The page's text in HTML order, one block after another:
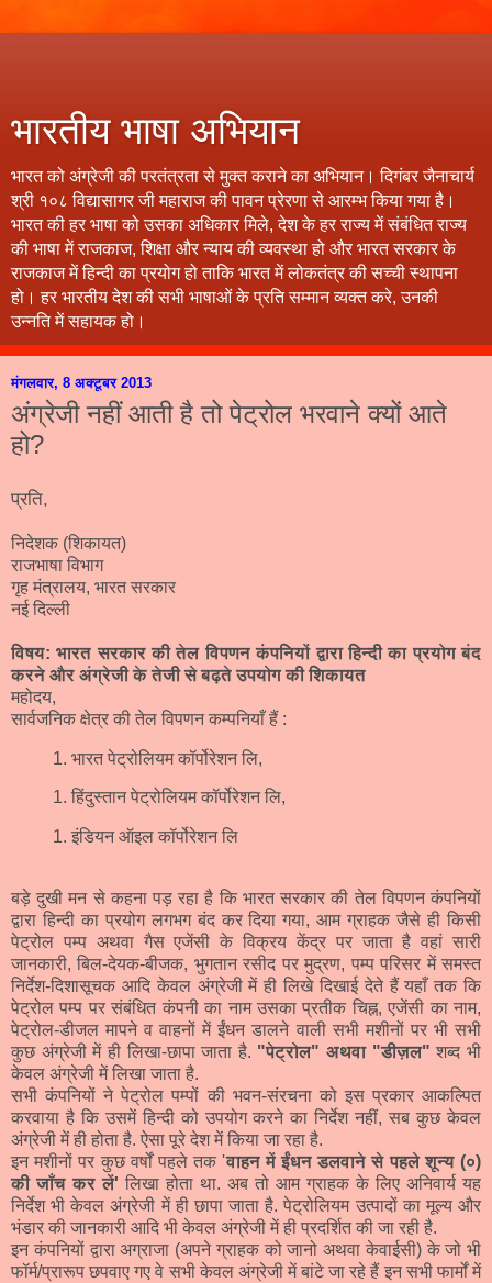
भारतीय भाषा अभियान
भारत को अंग्रेजी की परतंत्रता से मुक्त कराने का अभियान। दिगंबर जैनाचार्य
श्री १०८ विद्यासागर जी महाराज की पावन प्रेरणा से आरम्भ किया गया है।
भारत की हर भाषा को उसका अधिकार मिले, देश के हर राज्य में संबंधित राज्य
की भाषा में राजकाज, शिक्षा और न्याय की व्यवस्था हो और भारत सरकार के
राजकाज में हिन्दी का प्रयोग हो ताकि भारत में लोकतंत्र की सच्ची स्थापना
हो। हर भारतीय देश की सभी भाषाओं के प्रति सम्मान व्यक्त करे, उनकी
उन्नति में सहायक हो।
मंगलवार, 8 अक्टूबर 2013
अंग्रेजी नहीं आती है तो पेट्रोल भरवाने क्यों आते
हो?
प्रति,
निदेशक (शिकायत)
राजभाषा विभाग
गृह मंत्रालय, भारत सरकार
नई दिल्ली
विषय: भारत सरकार की तेल विपणन कंपनियों द्वारा हिन्दी का प्रयोग बंद
करने और अंग्रेजी के तेजी से बढ़ते उपयोग की शिकायत
महोदय,
सार्वजनिक क्षेत्र की तेल विपणन कम्पनियाँ हैं :
भारत पेट्रोलियम कॉर्पोरेशन लि,
हिंदुस्तान पेट्रोलियम कॉर्पोरेशन लि,
इंडियन ऑइल कॉर्पोरेशन लि
बड़े दुखी मन से कहना पड़ रहा है कि भारत सरकार की तेल विपणन कंपनियों
द्वारा हिन्दी का प्रयोग लगभग बंद कर दिया गया, आम ग्राहक जैसे ही किसी
पेट्रोल पम्प अथवा गैस एजेंसी के विक्रय केंद्र पर जाता है वहां सारी
जानकारी, बिल-देयक-बीजक, भुगतान रसीद पर मुद्रण, पम्प परिसर में समस्त
निर्देश-दिशासूचक आदि केवल अंग्रेजी में ही लिखे दिखाई देते हैं यहाँ तक कि
पेट्रोल पम्प पर संबंधित कंपनी का नाम उसका प्रतीक चिह्न, एजेंसी का नाम,
पेट्रोल-डीजल मापने व वाहनों में ईंधन डालने वाली सभी मशीनों पर भी सभी
कुछ अंग्रेजी में ही लिखा-छापा जाता है. "पेट्रोल" अथवा "डीज़ल" शब्द भी
केवल अंग्रेजी में लिखा जाता है.
सभी कंपनियों ने पेट्रोल पम्पों की भवन-संरचना को इस प्रकार आकल्पित
करवाया है कि उसमें हिन्दी को उपयोग करने का निर्देश नहीं, सब कुछ केवल
अंग्रेजी में ही होता है. ऐसा पूरे देश में किया जा रहा है.
इन मशीनों पर कुछ वर्षों पहले तक 'वाहन में ईंधन डलवाने से पहले शून्य (०)
की जाँच कर लें' लिखा होता था. अब तो आम ग्राहक के लिए अनिवार्य यह
निर्देश भी केवल अंग्रेजी में ही छापा जाता है. पेट्रोलियम उत्पादों का मूल्य और
भंडार की जानकारी आदि भी केवल अंग्रेजी में ही प्रदर्शित की जा रही है.
इन कंपनियों द्वारा अग्राजा (अपने ग्राहक को जानो अथवा केवाईसी) के जो भी
फॉर्म/प्रारूप छपवाए गए वे सभी केवल अंग्रेजी में बांटे जा रहे हैं इन सभी फार्मों में